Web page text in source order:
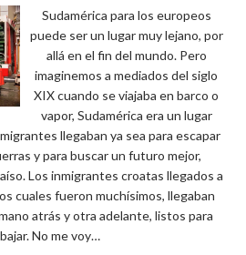
Sudamérica para los europeos
puede ser un lugar muy lejano, por
allá en el fin del mundo. Pero
imaginemos a mediados del siglo
XIX cuando se viajaba en barco o
vapor, Sudamérica era un lugar
llegaban ya sea para escapar
y para buscar un futuro mejor,
Los inmigrantes croatas llegados a
cuales fueron muchísimos, llegaban
atrás y otra adelante, listos para
No me voy…